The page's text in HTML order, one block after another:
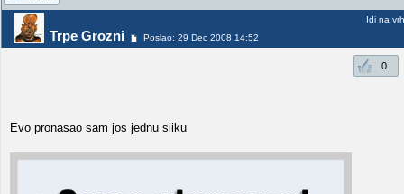
Trpe Grozni Poslao: 29 Dec 2008 14:52
Idi na vrh
0
Evo pronasao sam jos jednu sliku